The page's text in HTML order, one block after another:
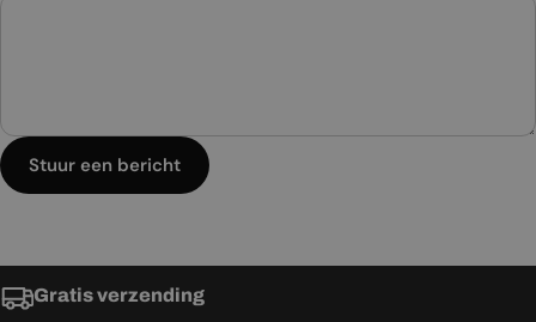
Stuur een bericht
Gratis verzending